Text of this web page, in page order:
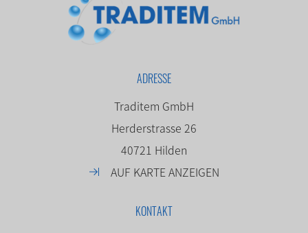
ADRESSE
Traditem GmbH
Herderstrasse 26
40721 Hilden
AUF KARTE ANZEIGEN
KONTAKT